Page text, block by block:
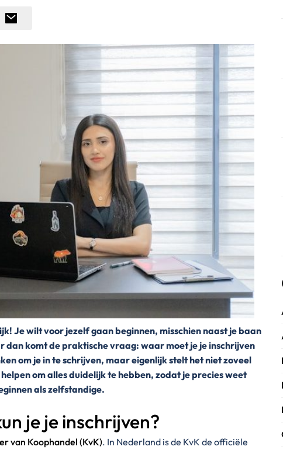
Je wilt voor jezelf gaan beginnen, misschien naast je baan
dan komt de praktische vraag: waar moet je je inschrijven
om je in te schrijven, maar eigenlijk stelt het niet zoveel
om alles duidelijk te hebben, zodat je precies weet
als zelfstandige.
je je inschrijven?
van Koophandel (KvK). In Nederland is de KvK de officiële